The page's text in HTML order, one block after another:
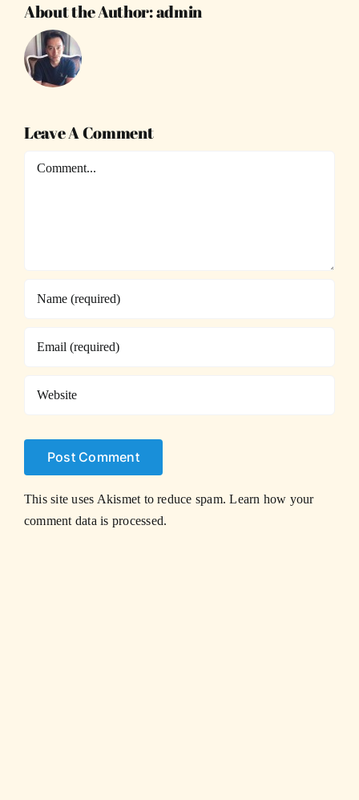
About the Author:admin
Leave A Comment
Comment
This site uses Akismet to reduce spam.Learn how your
comment data is processed.